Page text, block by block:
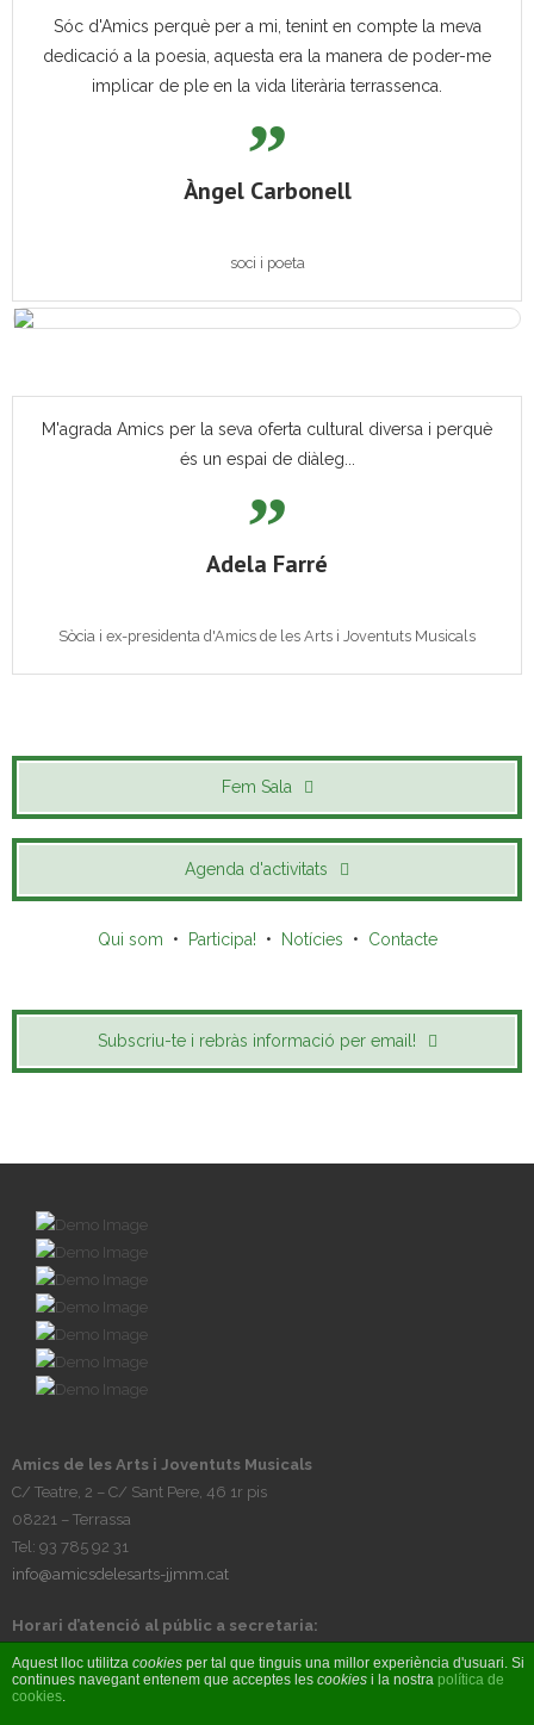
Sóc d'Amics perquè per a mi, tenint en compte la meva
dedicació a la poesia, aquesta era la manera de poder-me
implicar de ple en la vida literària terrassenca.
Àngel Carbonell
soci i poeta
M'agrada Amics per la seva oferta cultural diversa i perquè
és un espai de diàleg...
Adela Farré
Sòcia i ex-presidenta d'Amics de les Arts i Joventuts Musicals
Fem Sala
Agenda d'activitats
Qui som • Participa! • Notícies • Contacte
Subscriu-te i rebràs informació per email!
Amics de les Arts i Joventuts Musicals
C/ Teatre, 2 – C/ Sant Pere, 46 1r pis
08221 – Terrassa
Tel: 93 785 92 31
info@amicsdelesarts-jjmm.cat
Horari d’atenció al públic a secretaria:
Tardes, de dilluns a divendres, de 17h a 20h
© Amics de les Arts i Joventuts Musicals 2017 - Fet per
Aquest lloc utilitza cookies per tal que tinguis una millor experiència d'usuari. Si
continues navegant entenem que acceptes les cookies i la nostra política de
cookies.